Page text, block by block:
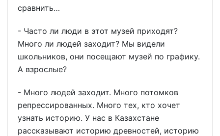
сравнить…
- Часто ли люди в этот музей приходят?
Много ли людей заходит? Мы видели
школьников, они посещают музей по графику.
А взрослые?
- Много людей заходит. Много потомков
репрессированных. Много тех, кто хочет
узнать историю. У нас в Казахстане
рассказывают историю древностей, историю